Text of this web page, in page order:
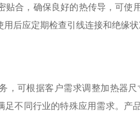
贴合，确保良好的热传导，可
后应定期检查引线连接和绝缘状
，可根据客户需求调整加热器
足不同行业的特殊应用需求。